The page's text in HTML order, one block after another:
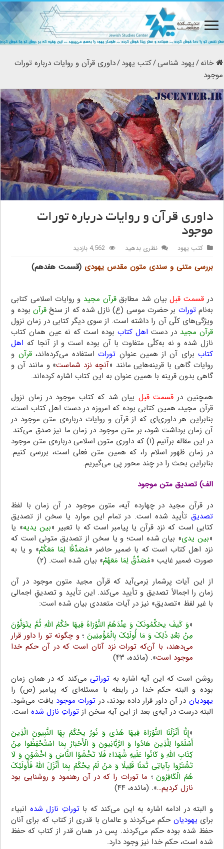
خانه/یهود شناسی/کتب یهود/داوری قرآن و روایات درباره تورات
موجود
داوری قرآن و روایات درباره تورات
موجود
کتب یهود نظری بدهید 4,562 بازدید
بررسی متنی و سندی متون مقدس یهودی (قسمت هفدهم)
در قسمت قبلبیان شد مطابققرآن مجید و روایات اسلامی کتابی
به‌نامتورات بر حضرت موسی (ع) نازل شده که از سنخقرآن بوده و
ویژگی‌های کلّی آن را داشته است. از سوی دیگر کتابی در زمان نزول
قرآن مجید در دست اهل کتاببوده است که نه عین همان کتاب
نازل شده و نه به‌کلّی متفاوت با آن بوده است و از آنجا که اهل
کتاب برای آن از همین عنوانِ توراتاستفاده می‌کرده‌اند،قرآن و
روایات گاهی با قرینه‌هایی مانند «آنچه نزد شماست» و مانند آن و
گاهی بدون قرینه با همین عنوان به این کتاب اشاره کرده‌اند.
همچنین درقسمت قبل بیان شد که کتاب موجود در زمان نزول
قرآن مجید، همین کتابی بوده که امروزه در دست اهل کتاب است،
بنابراین هر داوری‌ای که از قرآن و روایات درباره‌ی متن موجود در
آن زمان برداشت شود، بر متن موجود در زمان ما نیز صدق می‌کند.
در این مقاله برآنیم (۱) که داوری متون اسلامی درباره‌ی متن موجود
در زمان ظهور اسلام را، که همین متن فعلی است، بررسی کنیم.
بنابراین بحث را در چند محور پی می‌گیریم.
الف) تصدیق متن موجود
در قرآن مجید در چهارده آیه، متون موجود در آن زمان با لفظ
تصدیق تأیید شده است. در تمام این موارد یا سخن از تصدیق
کتابی است که نزد قرآن یا پیامبر است که با تعبیر «بین یدیه» یا
«بین یدی» بیان شده است؛ و یا سخن از تصدیق متونی است که
نزد اهل کتاب است که با ضمیر حاضر «مُصَدِّقًا لِمَا مَعَکُمْ» و یا به
صورت ضمیر غایب «مُصَدِّقٌ لِمَا مَعَهُمْ» بیان شده است. (۲)
از این آیات پرشمار بَرمی‌آید که قرآن مجید متون موجود در آن
زمان را اجمالاً تصدیق و تأیید می‌کند. این تأیید و تصدیقِ اجمالی
با غیر لفظ «تصدیق» نیز در آیات متعددی بیان شده است:
«وَ کَیفَ یحَکِّمُونَکَ وَ عِنْدَهُمُ التَّوْرَاهُ فِیهَا حُکْمُ اللَّهِ ثُمَّ یتَوَلَّوْنَ
مِنْ بَعْدِ ذَلِکَ وَ مَا أُولَئِکَ بِالْمُؤْمِنِینَ ؛و چگونه تو را داور قرار
می‌دهند، با آن‌که تورات نزد آنان است که در آن حکم خدا
موجود است». (مائده، ۴۳)
روشن است که این آیه اشاره به توراتیمی‌کند که در همان زمان
بوده و البته حکم خدا در رابطه با مسئله‌ای که پیامبر (ص) را
یهودیان در آن داور قرار داده بودند، در تورات موجود یافت می‌شود.
البته درست در آیه‌ی بعد از این آیه سخن ازتوراتِ نازل شده است:
«إِنَّا أَنْزَلْنَا التَّوْرَاهَ فِیهَا هُدًى وَ نُورٌ یحْکُمُ بِهَا النَّبِیونَ الَّذِینَ
أَسْلَمُوا لِلَّذِینَ هَادُوا وَ الرَّبَّانِیونَ وَ الْأَحْبَارُ بِمَا اسْتُحْفِظُوا مِنْ
کِتَابِ اللَّهِ وَ کَانُوا عَلَیهِ شُهَدَاءَ فَلَا تَخْشَوُا النَّاسَ وَ اخْشَوْنِ وَ لَا
تَشْتَرُوا بِآیاتِی ثَمَنًا قَلِیلًا وَ مَنْ لَمْ یحْکُمْ بِمَا أَنْزَلَ اللَّهُ فَأُولَئِکَ
هُمُ الْکَافِرُونَ؛ ما تورات را که در آن رهنمود و روشنایی بود
نازل کردیم…». (مائده، ۴۴)
و البته در ادامه اشاره به این می‌کند که باتوراتِ نازل شده انبیاء
برای یهودیان حکم می‌کردند و عالمان با قدری از کتاب که برای آنان
حفظ شده بوده حکم می‌کردند. پس در همان قدر از کتاب که حفظ
شده است، حکم خدا نیز وجود دارد.